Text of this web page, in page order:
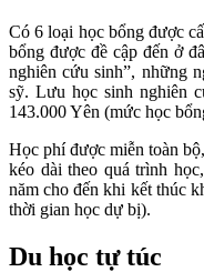
Có 6 loại học bổng được
bổng được đề cập đến ở
nghiên cứu sinh”, những
sỹ. Lưu học sinh nghiên
143.000 Yên (mức học
Học phí được miễn toàn
kéo dài theo quá trình
năm cho đến khi kết thúc
thời gian học dự bị).
Du học tự túc